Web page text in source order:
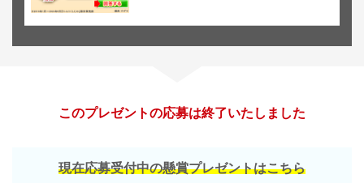
このプレゼントの応募は終了いたしました
現在応募受付中の懸賞プレゼントはこちら